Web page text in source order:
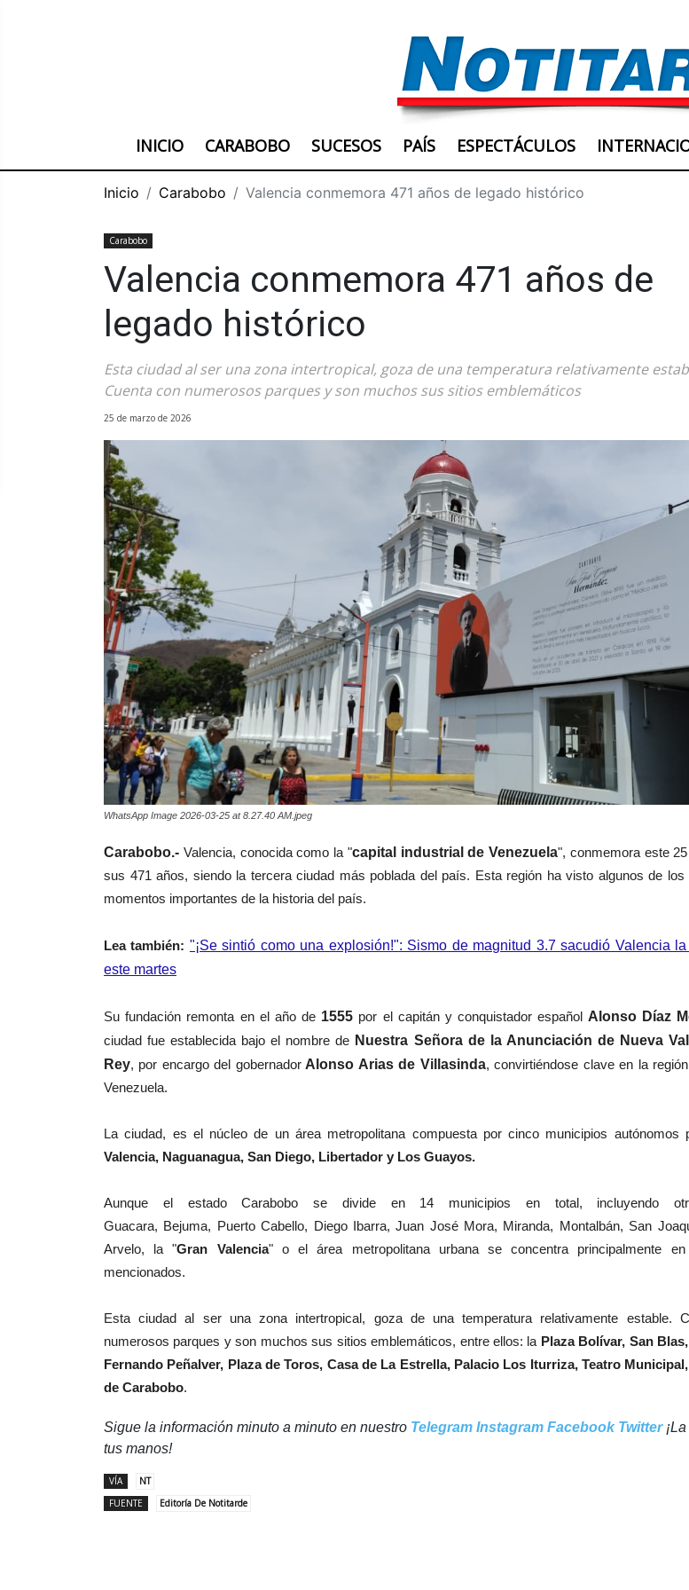
INICIO CARABOBO SUCESOS PAÍS ESPECTÁCULOS
Inicio Carabobo Valencia conmemora 471 años de legado histórico
Carabobo
Valencia conmemora 471 años de
legado histórico
Esta ciudad al ser una zona intertropical, goza de una temperatura relativamente
Cuenta con numerosos parques y son muchos sus sitios emblemáticos
25 de marzo de 2026
WhatsApp Image 2026-03-25 at 8.27.40 AM.jpeg
Carabobo.- Valencia, conocida como la "capital industrial de Venezuela", conmemora este
sus 471 años, siendo la tercera ciudad más poblada del país. Esta región ha visto algunos de
momentos importantes de la historia del país.
Lea también: "¡Se sintió como una explosión!": Sismo de magnitud 3.7 sacudió Valencia
este martes
Su fundación remonta en el año de 1555 por el capitán y conquistador español Alonso Díaz
ciudad fue establecida bajo el nombre de Nuestra Señora de la Anunciación de Nueva
Rey, por encargo del gobernadorAlonso Arias de Villasinda, convirtiéndose clave en la
Venezuela.
La ciudad, es el núcleo de un área metropolitana compuesta por cinco municipios autónomos
Valencia, Naguanagua, San Diego, Libertador y Los Guayos.
Aunque el estado Carabobo se divide en 14 municipios en total, incluyendo
Guacara, Bejuma, Puerto Cabello, Diego Ibarra,Juan José Mora, Miranda, Montalbán, San
Arvelo, la "Gran Valencia" o el área metropolitana urbana se concentra principalmente
mencionados.
Esta ciudad al ser una zona intertropical, goza de una temperatura relativamente estable.
numerosos parques y son muchos sus sitios emblemáticos, entre ellos: la Plaza Bolívar, San
Fernando Peñalver, Plaza de Toros, Casa de La Estrella, Palacio Los Iturriza, Teatro
de Carabobo.
Sigue la información minuto a minuto en nuestro Telegram Instagram Facebook Twitter¡La
tus manos!
VÍA
NT
FUENTE
Editoría De Notitarde